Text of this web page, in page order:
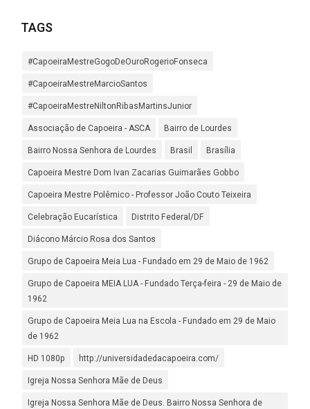
TAGS
#CapoeiraMestreGogoDeOuroRogerioFonseca
#CapoeiraMestreMarcioSantos
#CapoeiraMestreNiltonRibasMartinsJunior
Associação de Capoeira - ASCA Bairro de Lourdes
Bairro Nossa Senhora de Lourdes Brasil Brasília
Capoeira Mestre Dom Ivan Zacarias Guimarães Gobbo
Capoeira Mestre Polêmico - Professor João Couto Teixeira
Celebração Eucarística Distrito Federal/DF
Diácono Márcio Rosa dos Santos
Grupo de Capoeira Meia Lua - Fundado em 29 de Maio de 1962
Grupo de Capoeira MEIA LUA - Fundado Terça-feira - 29 de Maio de
1962
Grupo de Capoeira Meia Lua na Escola - Fundado em 29 de Maio
de 1962
HD 1080p http://universidadedacapoeira.com/
Igreja Nossa Senhora Mãe de Deus
Igreja Nossa Senhora Mãe de Deus. Bairro Nossa Senhora de